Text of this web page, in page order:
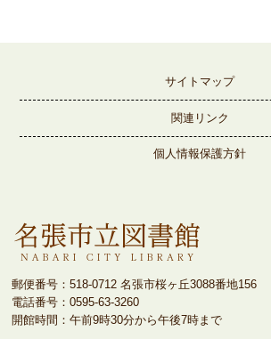
サイトマップ
関連リンク
個人情報保護方針
郵便番号：518-0712 名張市桜ヶ丘3088番地156
電話番号：0595-63-3260
開館時間：午前9時30分から午後7時まで